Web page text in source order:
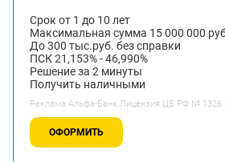
Срок от 1 до 10 лет
Максимальная сумма 15 000 000
До 300 тыс.руб. без справки
ПСК 21,153% - 46,990%
Решение за 2 минуты
Получить наличными
Реклама Альфа-Банк.Лицензия ЦБ РФ № 1326
ОФОРМИТЬ